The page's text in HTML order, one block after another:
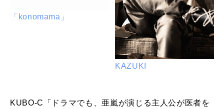
「konomama」
KAZUKI
KUBO-C「ドラマでも、亜嵐が演じる主人公が医者を